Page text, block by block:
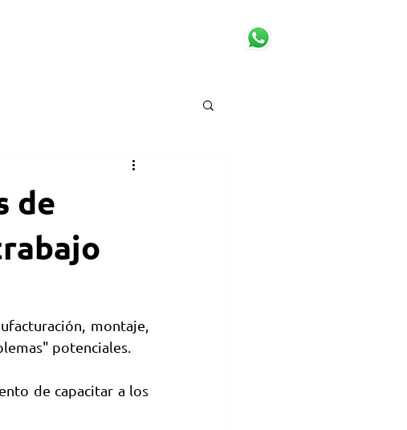
de
montaje,
potenciales.
de capacitar a los